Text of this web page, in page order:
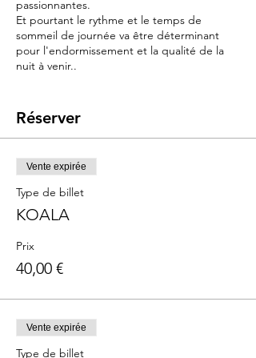
passionnantes.
Et pourtant le rythme et le temps de
sommeil de journée va être déterminant
pour l'endormissement et la qualité de la
nuit à venir..
Ce cours a pour objectif de vous offrir des
y adapter.
- Répondre à son grand besoin d'éveil :
stimuler sans sur stimuler
- Favoriser les siestes et la qualité du
sommeil
s'endormir seul et en sécurité.
détente pour prédisposer bébé au
Réserver
Vente expirée
Type de billet
KOALA
Prix
40,00 €
Vente expirée
Type de billet